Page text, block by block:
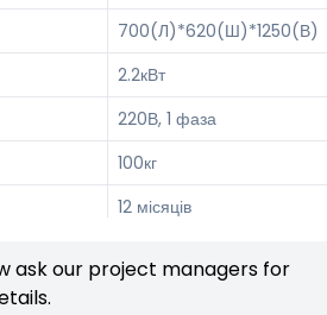
700(Л)*620(Ш)*1250(В)
2.2кВт
220В, 1 фаза
100кг
12 місяців
ask our project managers for